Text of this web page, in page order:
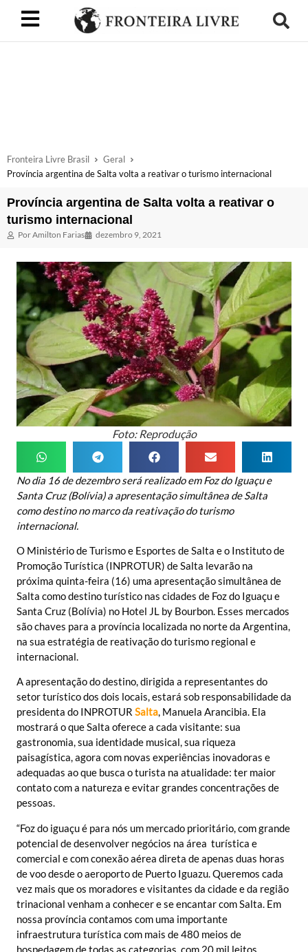
Fronteira Livre Brasil
Geral
Província argentina de Salta volta a reativar o turismo internacional
Província argentina de Salta volta a reativar o
turismo internacional
PorAmilton Farias dezembro 9, 2021
Foto: Reprodução
No dia 16 de dezembro será realizado em Foz do Iguaçu e
Santa Cruz (Bolívia) a apresentação simultânea de Salta
como destino no marco da reativação do turismo
internacional.
O Ministério de Turismo e Esportes de Salta e o Instituto de
Promoção Turística (INPROTUR) de Salta levarão na
próxima quinta-feira (16) uma apresentação simultânea de
Salta como destino turístico nas cidades de Foz do Iguaçu e
Santa Cruz (Bolívia) no Hotel JL by Bourbon. Esses mercados
são chaves para a província localizada no norte da Argentina,
na sua estratégia de reativação do turismo regional e
internacional.
A apresentação do destino, dirigida a representantes do
setor turístico dos dois locais, estará sob responsabilidade da
presidenta do INPROTUR Salta, Manuela Arancibia. Ela
mostrará o que Salta oferece a cada visitante: sua
gastronomia, sua identidade musical, sua riqueza
paisagística, agora com novas experiências inovadoras e
adequadas ao que busca o turista na atualidade: ter maior
contato com a natureza e evitar grandes concentrações de
pessoas.
“Foz do iguaçu é para nós um mercado prioritário, com grande
potencial de desenvolver negócios na área turística e
comercial e com conexão aérea direta de apenas duas horas
de voo desde o aeroporto de Puerto Iguazu. Queremos cada
vez mais que os moradores e visitantes da cidade e da região
trinacional venham a conhecer e se encantar com Salta. Em
nossa província contamos com uma importante
infraestrutura turística com mais de 480 meios de
hospedagem de todas as categorias, com 20 mil leitos